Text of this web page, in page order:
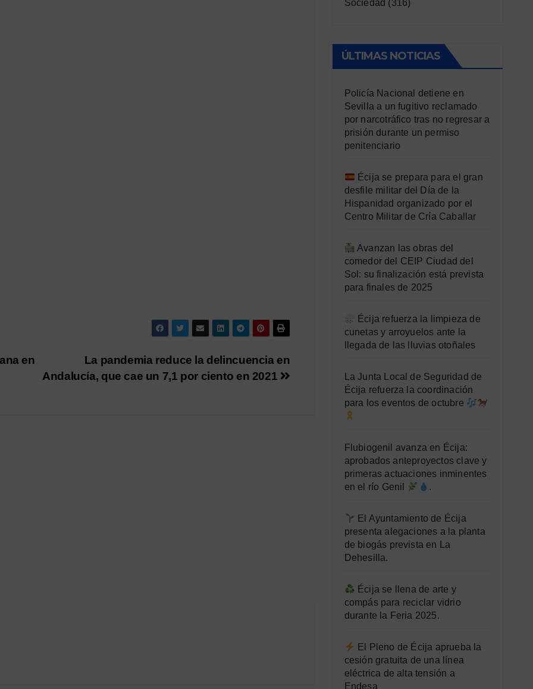
La pandemia reduce la delincuencia en
Andalucía, que cae un 7,1 por ciento en 2021
en
Sociedad (316)
ÚLTIMAS NOTICIAS
Policía Nacional detiene en
Sevilla a un fugitivo reclamado
por narcotráfico tras no regresar a
prisión durante un permiso
penitenciario
Écija se prepara para el gran
desfile militar del Día de la
Hispanidad organizado por el
Centro Militar de Cría Caballar
Avanzan las obras del
comedor del CEIP Ciudad del
Sol: su finalización está prevista
para finales de 2025
Écija refuerza la limpieza de
cunetas y arroyuelos ante la
llegada de las lluvias otoñales
La Junta Local de Seguridad de
Écija refuerza la coordinación
para los eventos de octubre
Flubiogenil avanza en Écija:
aprobados anteproyectos clave y
primeras actuaciones inminentes
en el río Genil
.
El Ayuntamiento de Écija
presenta alegaciones a la planta
de biogás prevista en La
Dehesilla.
Écija se llena de arte y
compás para reciclar vidrio
durante la Feria 2025.
El Pleno de Écija aprueba la
cesión gratuita de una línea
eléctrica de alta tensión a
Endesa